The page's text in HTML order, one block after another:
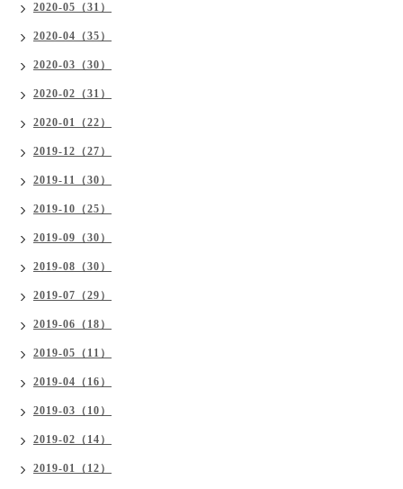
2020-05（31）
2020-04（35）
2020-03（30）
2020-02（31）
2020-01（22）
2019-12（27）
2019-11（30）
2019-10（25）
2019-09（30）
2019-08（30）
2019-07（29）
2019-06（18）
2019-05（11）
2019-04（16）
2019-03（10）
2019-02（14）
2019-01（12）